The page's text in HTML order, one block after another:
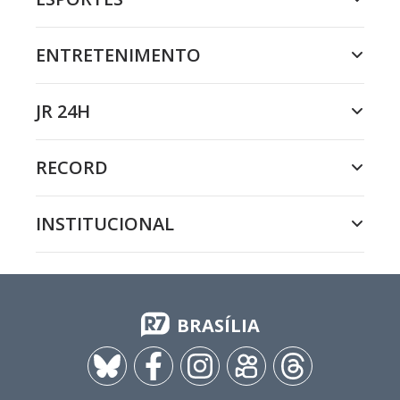
ENTRETENIMENTO
JR 24H
RECORD
INSTITUCIONAL
BRASÍLIA